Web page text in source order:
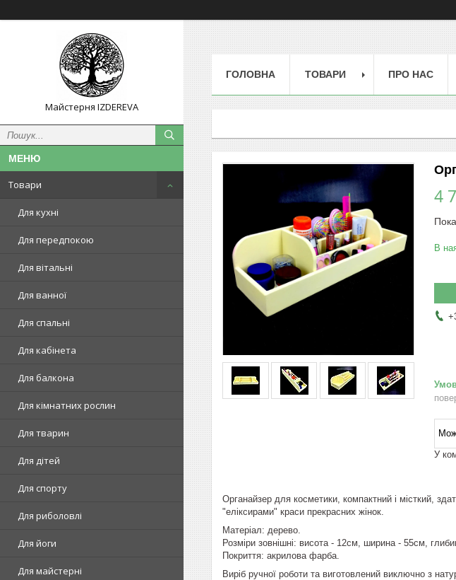
Майстерня IZDEREVA
Товари
Для кухні
Для передпокою
Для вітальні
Для ванної
Для спальні
Для кабінета
Для балкона
Для кімнатних рослин
Для тварин
Для дітей
Для спорту
Для риболовлі
Для йоги
Для майстерні
ГОЛОВНА ТОВАРИ ПРО НАС
4
В
У
Органайзер для косметики, компактний і місткий,
"еліксирами" краси прекрасних жінок.
Матеріал: дерево.
Розміри зовнішні: висота - 12см, ширина - 55см,
Покриття: акрилова фарба.
Виріб ручної роботи та виготовлений виключно з